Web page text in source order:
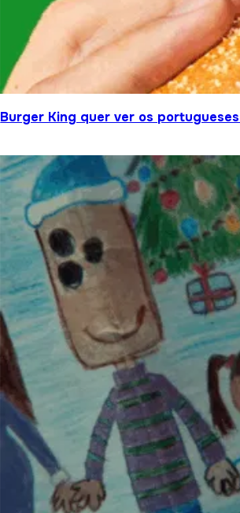
Burger King quer ver os